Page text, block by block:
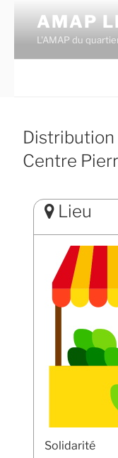
contenu
principal
AMAP
L'AMAP du
Distribution
Centre
Lieu
Solidarité